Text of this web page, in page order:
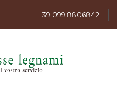
+39 099 8806842